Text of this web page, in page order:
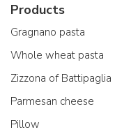
Products
Gragnano pasta
Whole wheat pasta
Zizzona of Battipaglia
Parmesan cheese
Pillow